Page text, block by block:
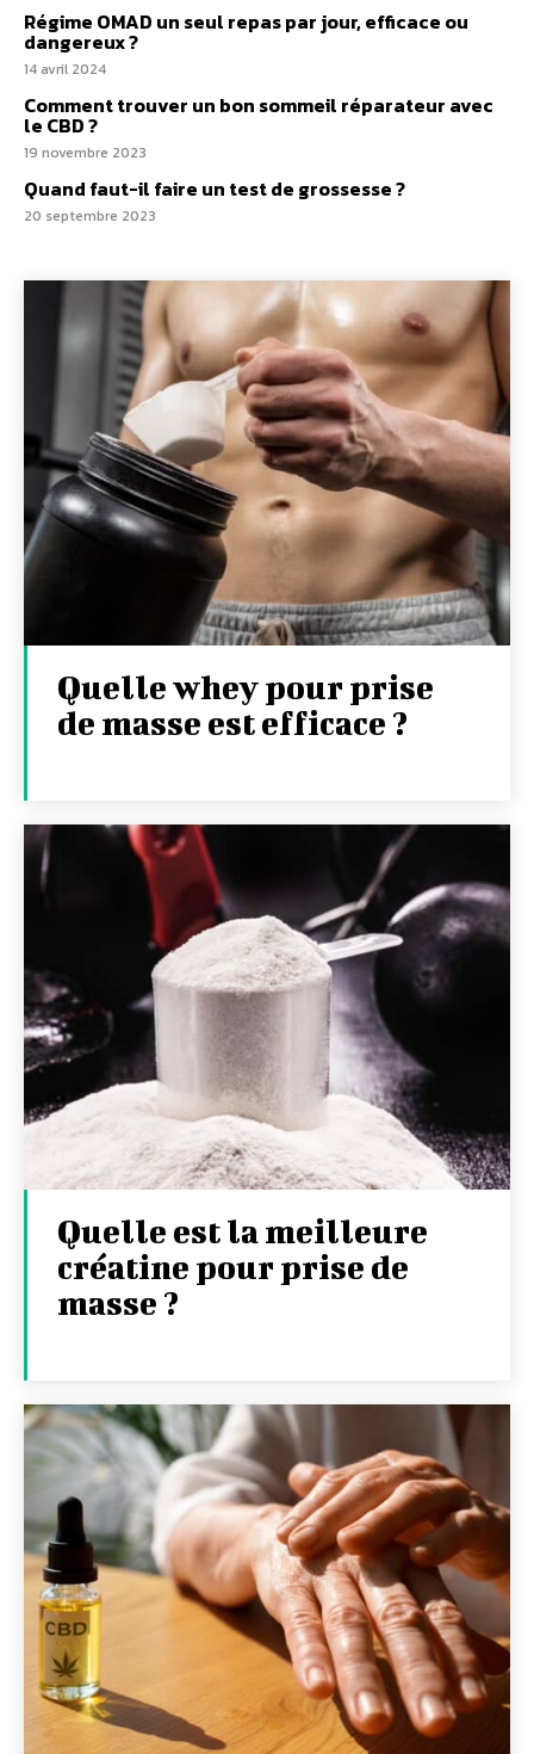
Régime OMAD un seul repas par jour, efficace ou
dangereux ?
14 avril 2024
Comment trouver un bon sommeil réparateur avec
le CBD ?
19 novembre 2023
Quand faut-il faire un test de grossesse ?
20 septembre 2023
Quelle whey pour prise
de masse est efficace ?
Quelle est la meilleure
créatine pour prise de
masse ?